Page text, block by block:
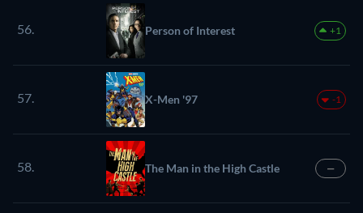
56. Person of Interest +1
57. X-Men '97 -1
58. The Man in the High Castle —